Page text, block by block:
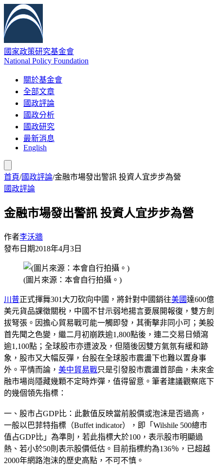
國家政策研究基金會
National Policy Foundation
關於基金會
全部文章
國政評論
國政分析
國政研究
最新消息
English
首頁/國政評論/金融市場發出警訊 投資人宜步步為營
國政評論
金融市場發出警訊 投資人宜步步為營
作者李沃牆
發布日期2018年4月3日
(圖片來源：本會自行拍攝。)
川普正式揮舞301大刀砍向中國，將針對中國銷往美國達600億
美元貨品課徵關稅，中國不甘示弱地揚言要展開報復，雙方劍
拔弩張。因擔心貿易戰可能一觸即發，其衝擊非同小可；美股
首先聞之色變，繼二月初崩跌逾1,800點後，連二交易日傾瀉
逾1,100點；全球股市亦遭波及，但隨後因雙方氣氛有緩和跡
象，股市又大幅反彈，台股在全球股市震盪下也難以置身事
外。平情而論， 美中貿易戰只是引發股市震盪首部曲，未來金
融市場尚隱藏幾顆不定時炸彈，值得留意。筆者建議觀察底下
的幾個領先指標：
一、股市占GDP比：此數值反映當前股價或泡沫是否過高，
一般以巴菲特指標（Buffet indicator），即「Wilshile 500總市
值占GDP比」為準則，若此指標大於100，表示股市明顯過
熱、若小於50則表示股價低估。目前指標約為136％，已超越
2000年網路泡沫的歷史高點，不可不慎。